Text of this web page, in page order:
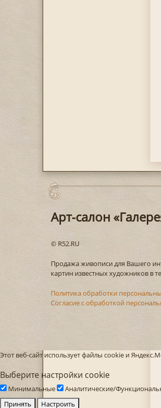
Арт-салон
© R52.RU
Продажа живописи для Вашего
картин известных художников в
Политика обработки
Согласие с обработкой
Этот веб-сайт использует файлы cookie и
Выберите настройки cookie
Минимальные
Аналитические/
Принять
Настроить